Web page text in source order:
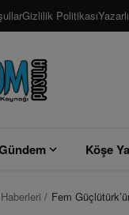
Gizlilik Politikası
Köşe
Fem